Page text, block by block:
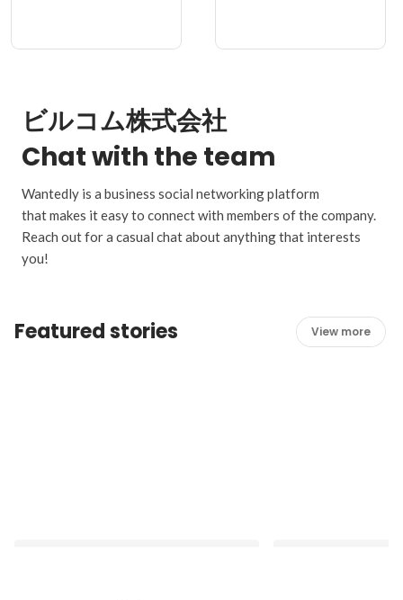
ビルコム株式会社
Chat with the team
Wantedly is a business social networking platform
that makes it easy to connect with members of the company.
Reach out for a casual chat about anything that interests
you!
Featured stories View more